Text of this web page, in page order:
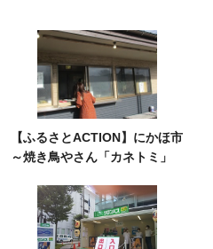
【ふるさとACTION】にかほ市
～焼き鳥やさん「カネトミ」